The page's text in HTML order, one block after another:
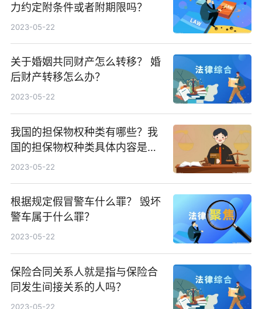
力约定附条件或者附期限吗？
2023-05-22
关于婚姻共同财产怎么转移？ 婚
后财产转移怎么办？
2023-05-22
我国的担保物权种类有哪些？我
国的担保物权种类具体内容是什
么？
2023-05-22
根据规定假冒警车什么罪？ 毁坏
警车属于什么罪？
2023-05-22
保险合同关系人就是指与保险合
同发生间接关系的人吗？
2023-05-22